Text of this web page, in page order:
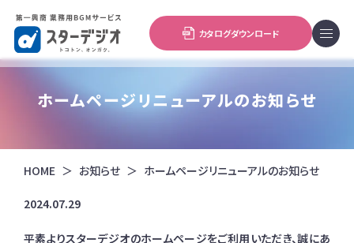
カタログダウンロード
ホームページリニューアルのお知らせ
HOME お知らせ ホームページリニューアルのお知らせ
2024.07.29
平素よりスターデジオのホームページをご利用いただき、誠にあ